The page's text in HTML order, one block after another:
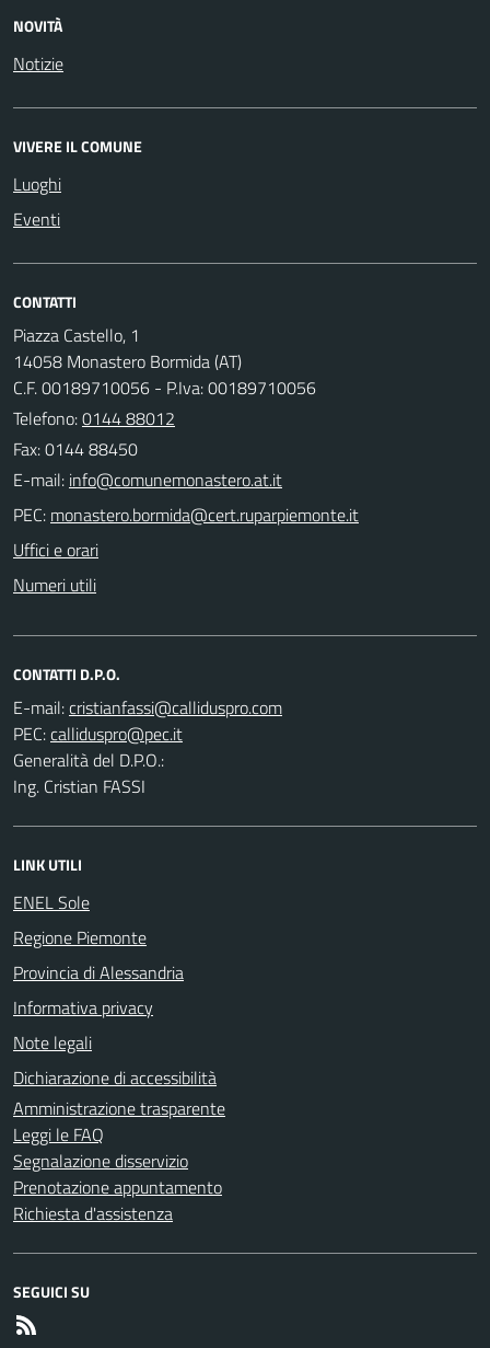
NOVITÀ
Notizie
VIVERE IL COMUNE
Luoghi
Eventi
CONTATTI
Piazza Castello, 1
14058 Monastero Bormida (AT)
C.F. 00189710056 - P.Iva: 00189710056
Telefono:0144 88012
Fax: 0144 88450
E-mail:
PEC:
Uffici e orari
Numeri utili
CONTATTI D.P.O.
E-mail:
PEC:
Generalità del D.P.O.:
Ing. Cristian FASSI
LINK UTILI
ENEL Sole
Regione Piemonte
Provincia di Alessandria
Informativa privacy
Note legali
Dichiarazione di accessibilità
Amministrazione trasparente
Leggi le FAQ
Segnalazione disservizio
Prenotazione appuntamento
Richiesta d'assistenza
SEGUICI SU